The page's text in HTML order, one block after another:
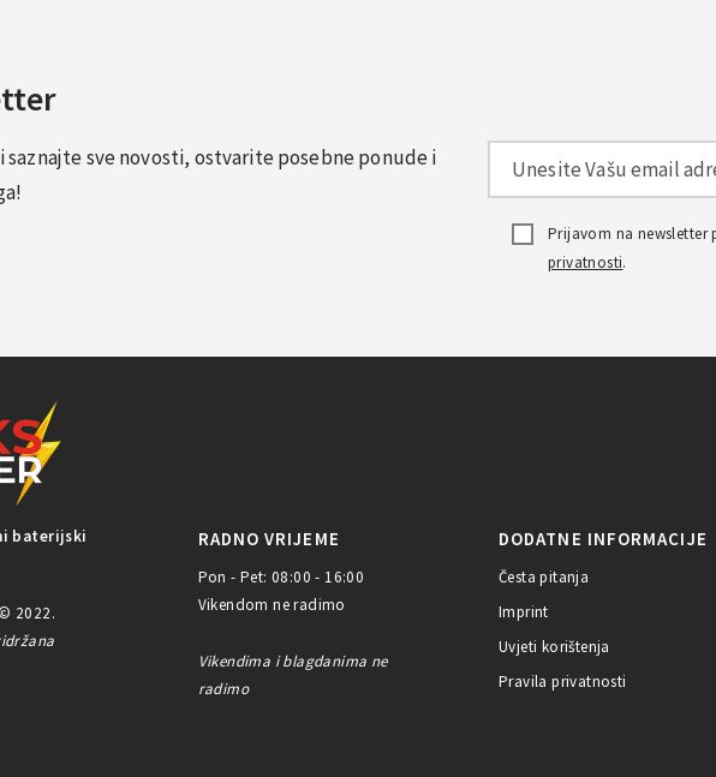
saznajte sve novosti, ostvarite posebne ponude i
Prijavom na newsletter
privatnosti.
baterijski
2022.
RADNO VRIJEME
Pon - Pet: 08:00 - 16:00
Vikendom ne radimo
Vikendima i blagdanima ne
radimo
DODATNE INFORMACIJE
Česta pitanja
Imprint
Uvjeti korištenja
Pravila privatnosti